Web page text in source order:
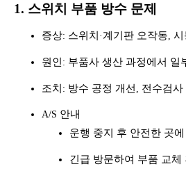
1. 스위치 부품 방수 문제
증상: 스위치 · 계기판 오작동, 시
원인 : 부품사 생산 과정에서 일
조치 : 방수 공정 개선 전수검사
A/S 안내
운행 중지 후 안전한 곳
긴급 방문하여 부품 교체